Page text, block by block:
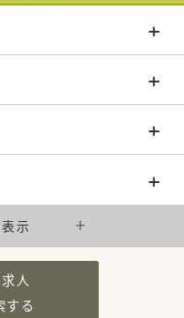
示
人
する